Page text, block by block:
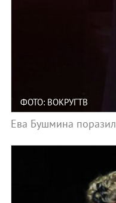
ФОТО: ВОКРУГТВ
Ева Бушмина